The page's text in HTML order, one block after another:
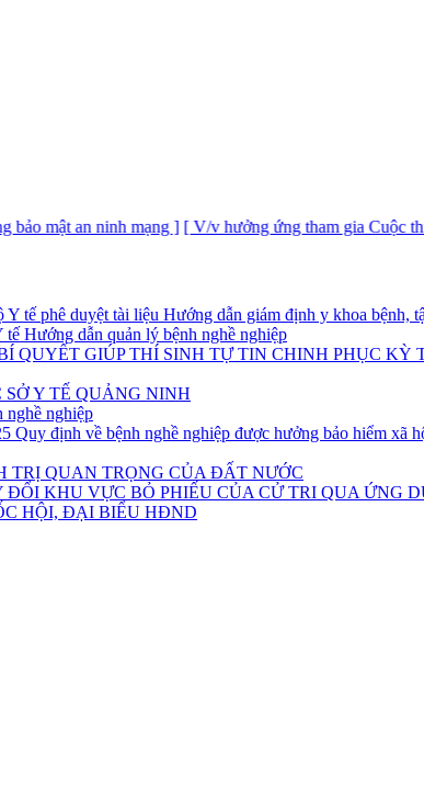
ninh mạng ] [ V/v hưởng ứng tham gia Cuộc thi tìm hiểu
tế phê duyệt tài liệu Hướng dẫn giám định y khoa bệnh,
Hướng dẫn quản lý bệnh nghề nghiệp
QUYẾT GIÚP THÍ SINH TỰ TIN CHINH PHỤC KỲ
Y TẾ QUẢNG NINH
nghề nghiệp
định về bệnh nghề nghiệp được hưởng bảo hiểm xã
TRỊ QUAN TRỌNG CỦA ĐẤT NƯỚC
KHU VỰC BỎ PHIẾU CỦA CỬ TRI QUA ỨNG
HỘI, ĐẠI BIỂU HĐND